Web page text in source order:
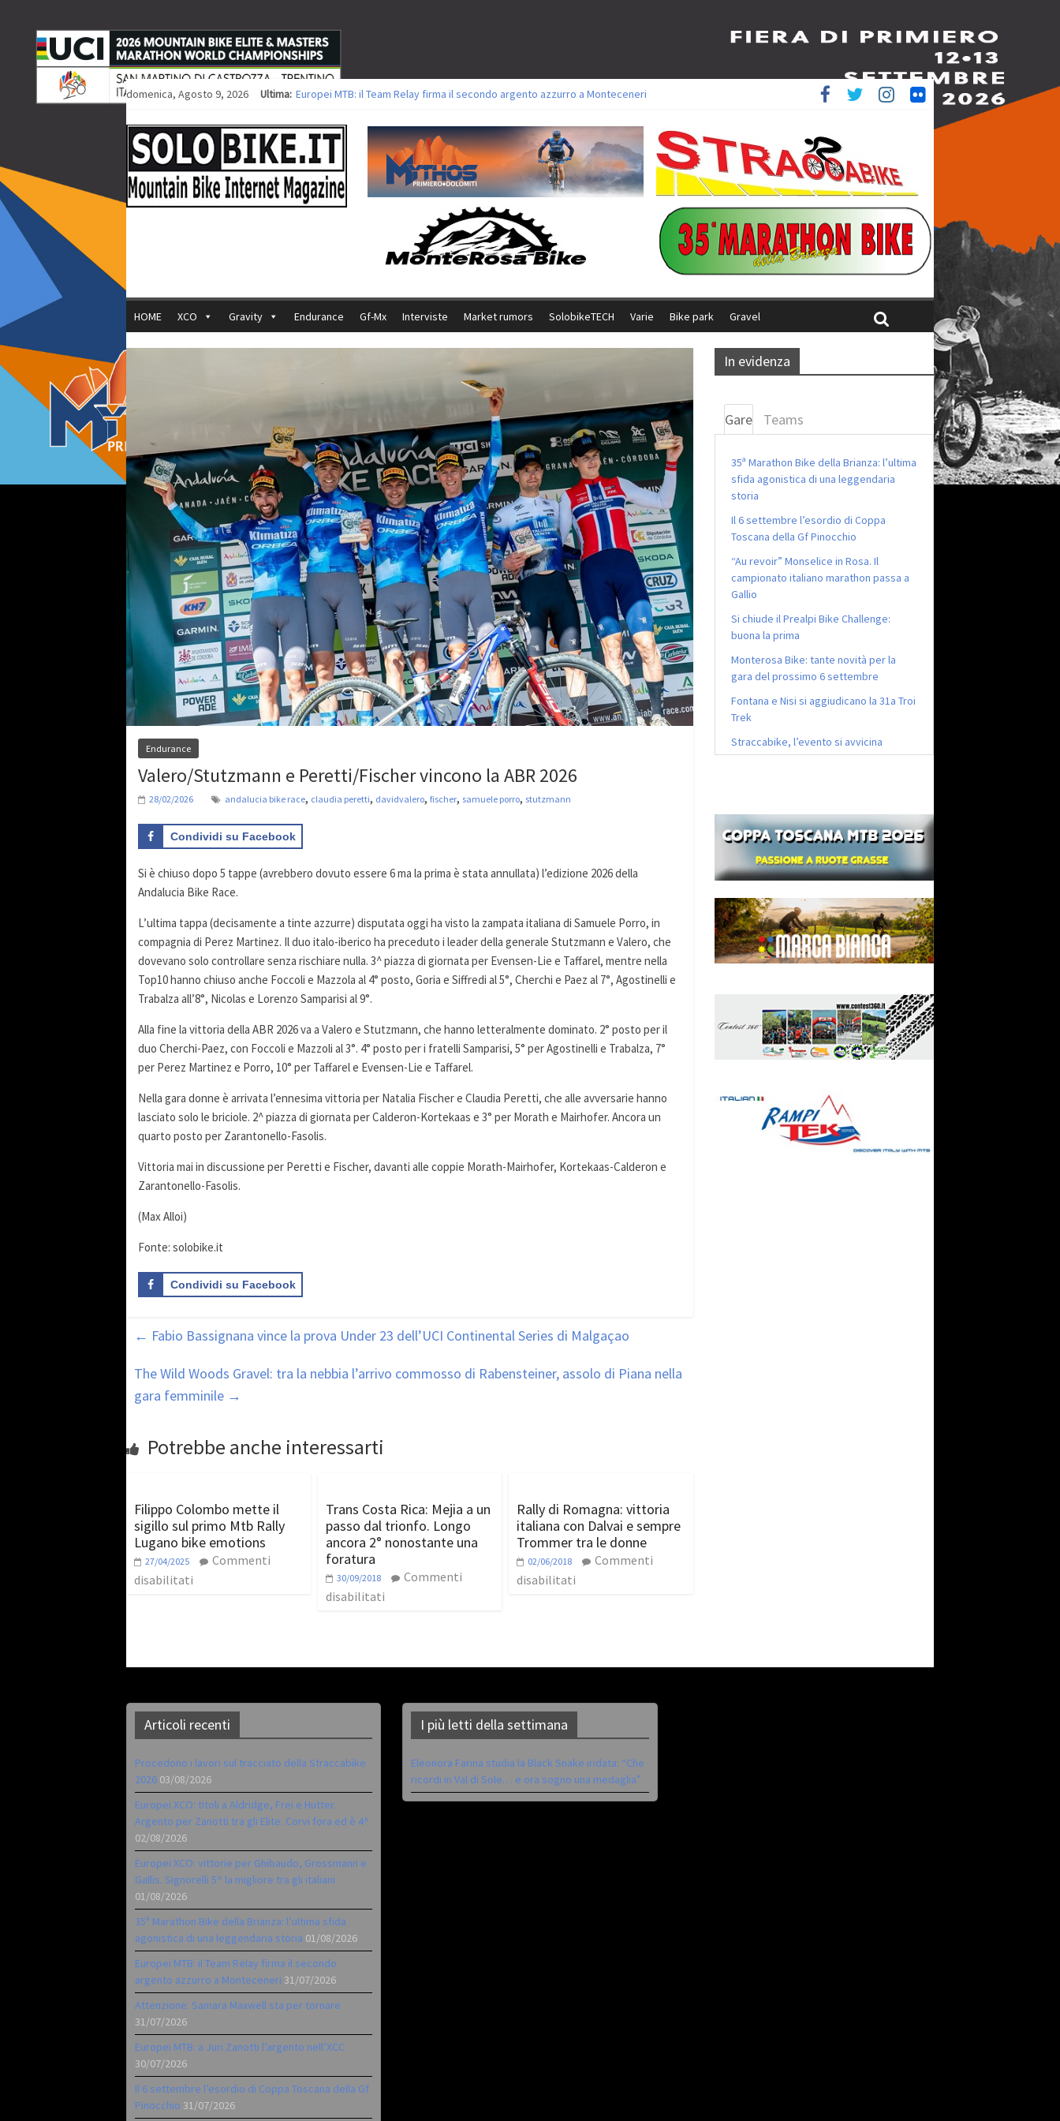
domenica, Agosto 9, 2026 Ultima: Europei MTB: il Team Relay firma il secondo argento azzurro a Monteceneri
Europei XCO: titoli a Aldridge, Frei e Hutter. Argento per Zanotti tra gli Elite. Corvi fora ed è 4^
Europei XCO: vittorie per Ghibaudo, Grossmann e Gallis. Signorelli 5^ la migliore tra gli italiani
35ª Marathon Bike della Brianza: l’ultima sfida agonistica di una leggendaria storia
HOME XCO Gravity Endurance Gf-Mx Interviste Market rumors SolobikeTECH Varie Bike park Gravel
Endurance
Valero/Stutzmann e Peretti/Fischer vincono la ABR 2026
28/02/2026 andalucia bike race, claudia peretti, davidvalero, fischer, samuele porro, stutzmann
Condividi su Facebook
Si è chiuso dopo 5 tappe (avrebbero dovuto essere 6 ma la prima è stata annullata) l’edizione 2026 della
Andalucia Bike Race.
L’ultima tappa (decisamente a tinte azzurre) disputata oggi ha visto la zampata italiana di Samuele Porro, in
compagnia di Perez Martinez. Il duo italo-iberico ha preceduto i leader della generale Stutzmann e Valero, che
dovevano solo controllare senza rischiare nulla. 3^ piazza di giornata per Evensen-Lie e Taffarel, mentre nella
Top10 hanno chiuso anche Foccoli e Mazzola al 4° posto, Goria e Siffredi al 5°, Cherchi e Paez al 7°, Agostinelli e
Trabalza all’8°, Nicolas e Lorenzo Samparisi al 9°.
Alla fine la vittoria della ABR 2026 va a Valero e Stutzmann, che hanno letteralmente dominato. 2° posto per il
duo Cherchi-Paez, con Foccoli e Mazzoli al 3°. 4° posto per i fratelli Samparisi, 5° per Agostinelli e Trabalza, 7°
per Perez Martinez e Porro, 10° per Taffarel e Evensen-Lie e Taffarel.
Nella gara donne è arrivata l’ennesima vittoria per Natalia Fischer e Claudia Peretti, che alle avversarie hanno
lasciato solo le briciole. 2^ piazza di giornata per Calderon-Kortekaas e 3° per Morath e Mairhofer. Ancora un
quarto posto per Zarantonello-Fasolis.
Vittoria mai in discussione per Peretti e Fischer, davanti alle coppie Morath-Mairhofer, Kortekaas-Calderon e
Zarantonello-Fasolis.
(Max Alloi)
Fonte: solobike.it
Condividi su Facebook
← Fabio Bassignana vince la prova Under 23 dell’UCI Continental Series di Malgaçao
The Wild Woods Gravel: tra la nebbia l’arrivo commosso di Rabensteiner, assolo di Piana nella
gara femminile →
Potrebbe anche interessarti
Filippo Colombo mette il
sigillo sul primo Mtb Rally
Lugano bike emotions
27/04/2025
Commenti
disabilitati
Trans Costa Rica: Mejia a un
passo dal trionfo. Longo
ancora 2° nonostante una
foratura
30/09/2018
Commenti
disabilitati
Rally di Romagna: vittoria
italiana con Dalvai e sempre
Trommer tra le donne
02/06/2018
Commenti
disabilitati
In evidenza
Gare Teams
35ª Marathon Bike della Brianza: l’ultima
sfida agonistica di una leggendaria
storia
Il 6 settembre l’esordio di Coppa
Toscana della Gf Pinocchio
“Au revoir” Monselice in Rosa. Il
campionato italiano marathon passa a
Gallio
Si chiude il Prealpi Bike Challenge:
buona la prima
Monterosa Bike: tante novità per la
gara del prossimo 6 settembre
Fontana e Nisi si aggiudicano la 31a Troi
Trek
Straccabike, l’evento si avvicina
Articoli recenti
Procedono i lavori sul tracciato della Straccabike
2026 03/08/2026
Europei XCO: titoli a Aldridge, Frei e Hutter.
Argento per Zanotti tra gli Elite. Corvi fora ed è 4^
02/08/2026
Europei XCO: vittorie per Ghibaudo, Grossmann e
Gallis. Signorelli 5^ la migliore tra gli italiani
01/08/2026
35ª Marathon Bike della Brianza: l’ultima sfida
agonistica di una leggendaria storia 01/08/2026
Europei MTB: il Team Relay firma il secondo
argento azzurro a Monteceneri 31/07/2026
Attenzione: Samara Maxwell sta per tornare
31/07/2026
Europei MTB: a Juri Zanotti l’argento nell’XCC
30/07/2026
Il 6 settembre l’esordio di Coppa Toscana della Gf
Pinocchio 31/07/2026
I più letti della settimana
Eleonora Farina studia la Black Snake iridata: “Che
ricordi in Val di Sole… e ora sogno una medaglia”